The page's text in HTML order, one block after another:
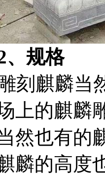
规格
麒麟当然
上的麒麟
然也有的
麟的高度